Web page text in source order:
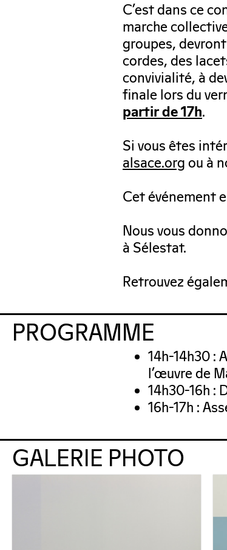
C’est dans ce
marche
groupes,
cordes, des
convivialité, à
finale lors du
partir de 17h.
Si vous êtes
alsace.orgou à
Cet événement
Nous vous
à Sélestat.
Retrouvez
PROGRAMME
14h-14h30 :
l’œuvre de
14h30-16h :
16h-17h :
GALERIE PHOTO